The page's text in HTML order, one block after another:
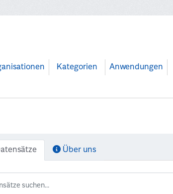
Kategorien Anwendungen
Über uns